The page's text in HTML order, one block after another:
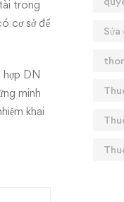
trong
cơ sở để
hợp DN
minh
khai
Sửa